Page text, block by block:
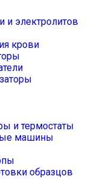
и электролитов
крови
и термостаты
машины
образцов